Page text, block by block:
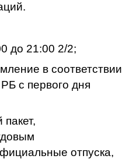
до 21:00 2/2;
в соответствии
с первого дня
отпуска,